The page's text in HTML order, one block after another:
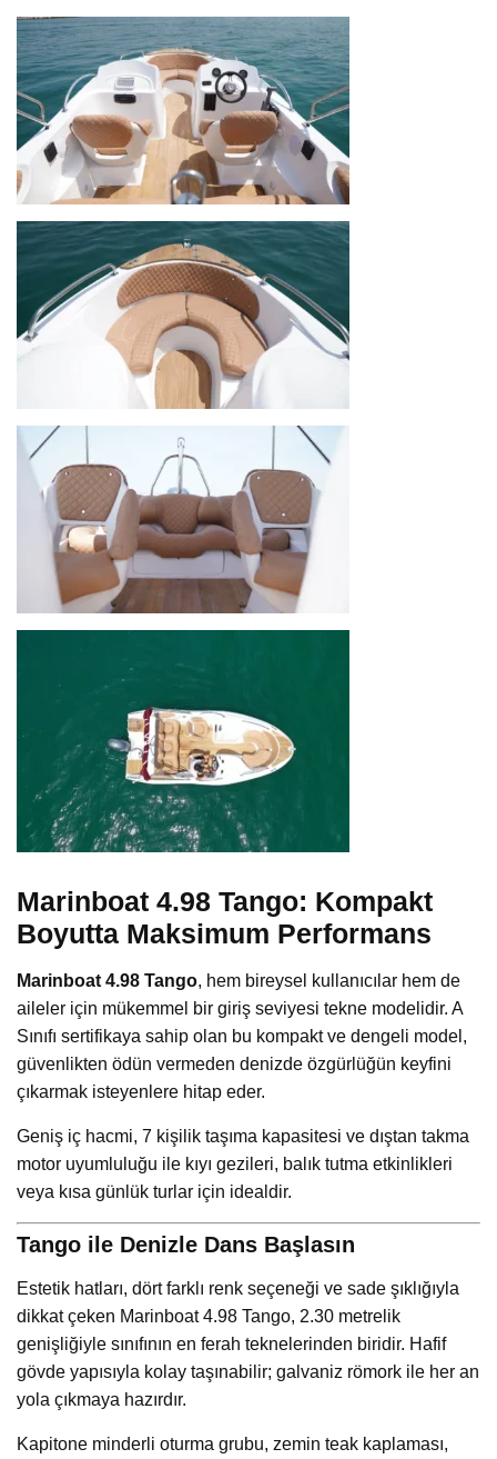
Marinboat 4.98 Tango: Kompakt
Boyutta Maksimum Performans
Marinboat 4.98 Tango, hem bireysel kullanıcılar hem de
aileler için mükemmel bir giriş seviyesi tekne modelidir. A
Sınıfı sertifikaya sahip olan bu kompakt ve dengeli model,
güvenlikten ödün vermeden denizde özgürlüğün keyfini
çıkarmak isteyenlere hitap eder.
Geniş iç hacmi, 7 kişilik taşıma kapasitesi ve dıştan takma
motor uyumluluğu ile kıyı gezileri, balık tutma etkinlikleri
veya kısa günlük turlar için idealdir.
Tango ile Denizle Dans Başlasın
Estetik hatları, dört farklı renk seçeneği ve sade şıklığıyla
dikkat çeken Marinboat 4.98 Tango, 2.30 metrelik
genişliğiyle sınıfının en ferah teknelerinden biridir. Hafif
gövde yapısıyla kolay taşınabilir; galvaniz römork ile her an
yola çıkmaya hazırdır.
Kapitone minderli oturma grubu, zemin teak kaplaması,